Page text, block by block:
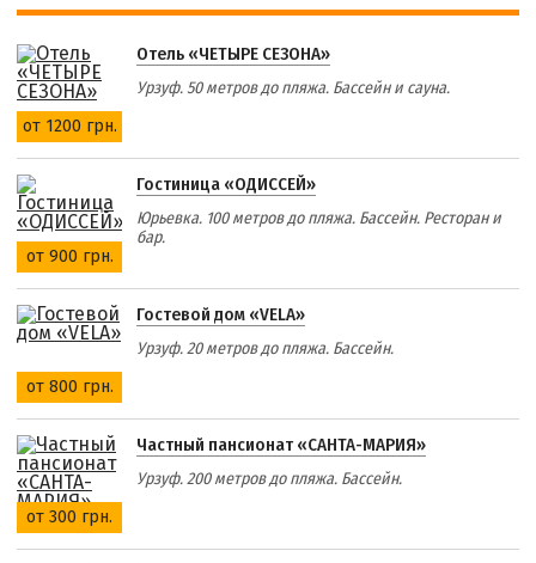
от 1200 грн.
Отель «ЧЕТЫРЕ СЕЗОНА»
Урзуф. 50 метров до пляжа. Бассейн и сауна.
от 900 грн.
Гостиница «ОДИССЕЙ»
Юрьевка. 100 метров до пляжа. Бассейн. Ресторан и
бар.
от 800 грн.
Гостевой дом «VELA»
Урзуф. 20 метров до пляжа. Бассейн.
от 300 грн.
Частный пансионат «САНТА-МАРИЯ»
Урзуф. 200 метров до пляжа. Бассейн.